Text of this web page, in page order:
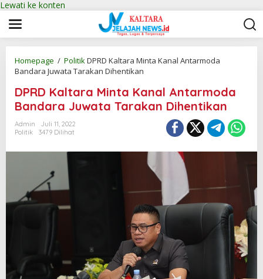
Lewati ke konten
Homepage / PolitikDPRD Kaltara Minta Kanal Antarmoda
Bandara Juwata Tarakan Dihentikan
DPRD Kaltara Minta Kanal Antarmoda
Bandara Juwata Tarakan Dihentikan
Admin
Juli 11, 2022
Politik
3479 Dilihat